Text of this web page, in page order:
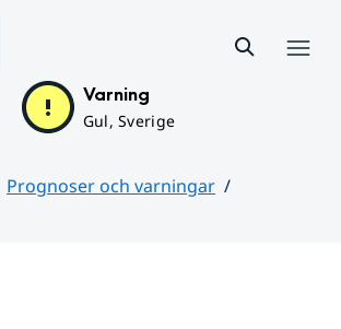
Varning
Gul, Sverige
Prognoser och varningar